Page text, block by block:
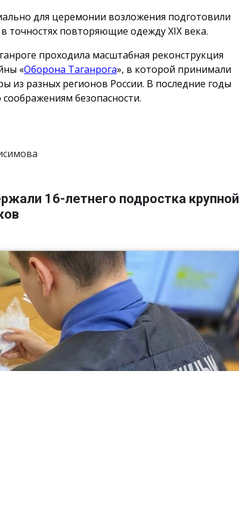
для церемонии возложения подготовили
точностях повторяющие одежду ХIX века.
проходила масштабная реконструкция
«Оборона Таганрога», в которой принимали
из разных регионов России. В последние годы
безопасности.
16-летнего подростка крупной